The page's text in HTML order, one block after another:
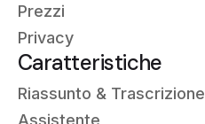
Prezzi
Privacy
Caratteristiche
Riassunto & Trascrizione
Assistente